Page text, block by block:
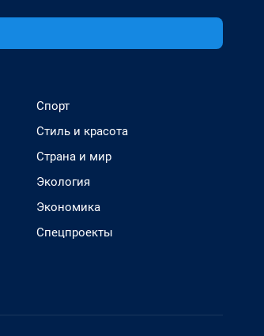
Спорт
Стиль и красота
Страна и мир
Экология
Экономика
Спецпроекты